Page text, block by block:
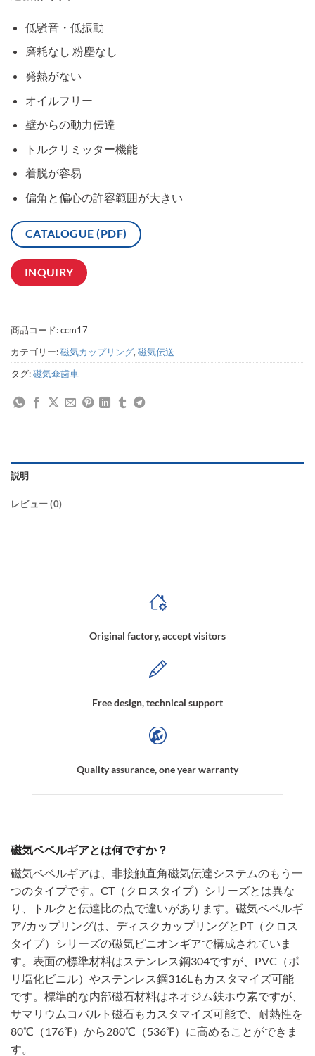
低騒音・低振動
磨耗なし 粉塵なし
発熱がない
オイルフリー
壁からの動力伝達
トルクリミッター機能
着脱が容易
偏角と偏心の許容範囲が大きい
CATALOGUE (PDF)
INQUIRY
商品コード:ccm17
カテゴリー:磁気カップリング, 磁気伝送
タグ:磁気傘歯車
説明
レビュー (0)
Original factory, accept visitors
Free design, technical support
Quality assurance, one year warranty
磁気ベベルギアとは何ですか？
磁気ベベルギアは、非接触直角磁気伝達システムのもう一
つのタイプです。CT（クロスタイプ）シリーズとは異な
り、トルクと伝達比の点で違いがあります。磁気ベベルギ
ア/カップリングは、ディスクカップリングとPT（クロス
タイプ）シリーズの磁気ピニオンギアで構成されていま
す。表面の標準材料はステンレス鋼304ですが、PVC（ポ
リ塩化ビニル）やステンレス鋼316Lもカスタマイズ可能
です。標準的な内部磁石材料はネオジム鉄ホウ素ですが、
サマリウムコバルト磁石もカスタマイズ可能で、耐熱性を
80℃（176℉）から280℃（536℉）に高めることができま
す。